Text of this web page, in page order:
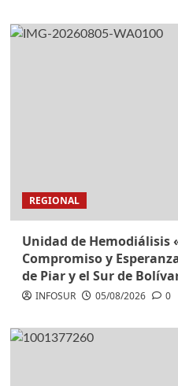
REGIONAL
Unidad de Hemodiálisis
Compromiso y
de Piar y el Sur de
INFOSUR 05/08/2026 0